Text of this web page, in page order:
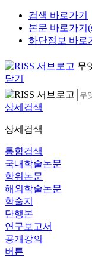
검색 바로가기
본문 바로가기
하단정보 바로
무
닫기
상세검색
상세검색
통합검색
국내학술논문
학위논문
해외학술논문
학술지
단행본
연구보고서
공개강의
버튼